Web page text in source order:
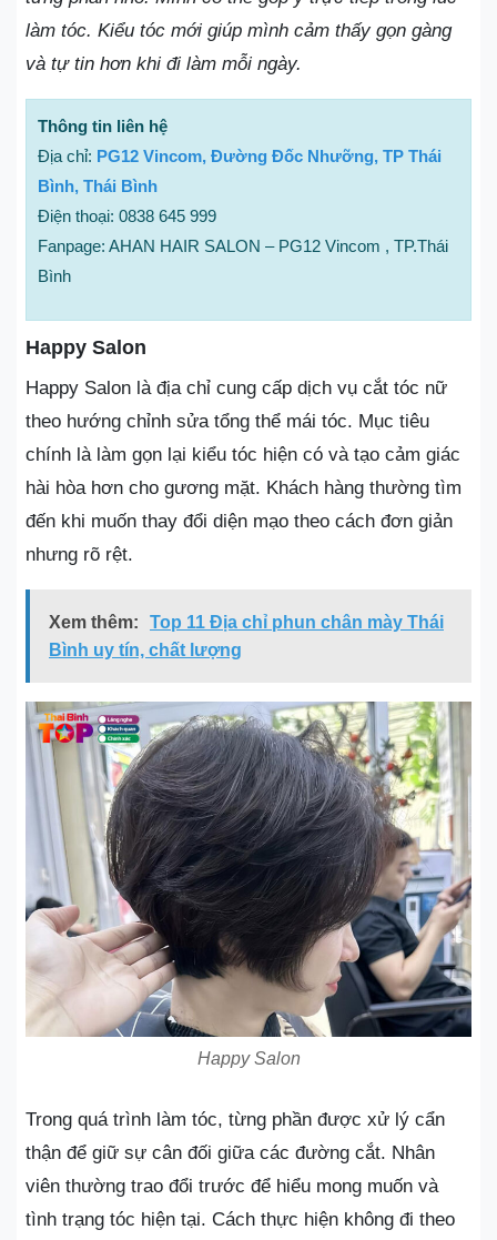
làm tóc. Kiểu tóc mới giúp mình cảm thấy gọn gàng
và tự tin hơn khi đi làm mỗi ngày.
Thông tin liên hệ
Địa chỉ: PG12 Vincom, Đường Đốc Nhưỡng, TP Thái
Bình, Thái Bình
Điện thoại: 0838 645 999
Fanpage: AHAN HAIR SALON – PG12 Vincom , TP.Thái
Bình
Happy Salon
Happy Salon là địa chỉ cung cấp dịch vụ cắt tóc nữ
theo hướng chỉnh sửa tổng thể mái tóc. Mục tiêu
chính là làm gọn lại kiểu tóc hiện có và tạo cảm giác
hài hòa hơn cho gương mặt. Khách hàng thường tìm
đến khi muốn thay đổi diện mạo theo cách đơn giản
nhưng rõ rệt.
Xem thêm:
Top 11 Địa chỉ phun chân mày Thái
Bình uy tín, chất lượng
Happy Salon
Trong quá trình làm tóc, từng phần được xử lý cẩn
thận để giữ sự cân đối giữa các đường cắt. Nhân
viên thường trao đổi trước để hiểu mong muốn và
tình trạng tóc hiện tại. Cách thực hiện không đi theo